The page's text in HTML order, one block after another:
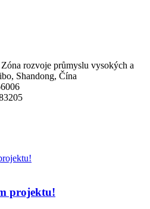
rozvoje průmyslu vysokých a
Shandong, Čína
projektu!